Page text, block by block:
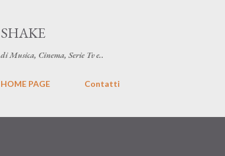
SHAKE
di Musica, Cinema, Serie Tv e..
HOME PAGE Contatti